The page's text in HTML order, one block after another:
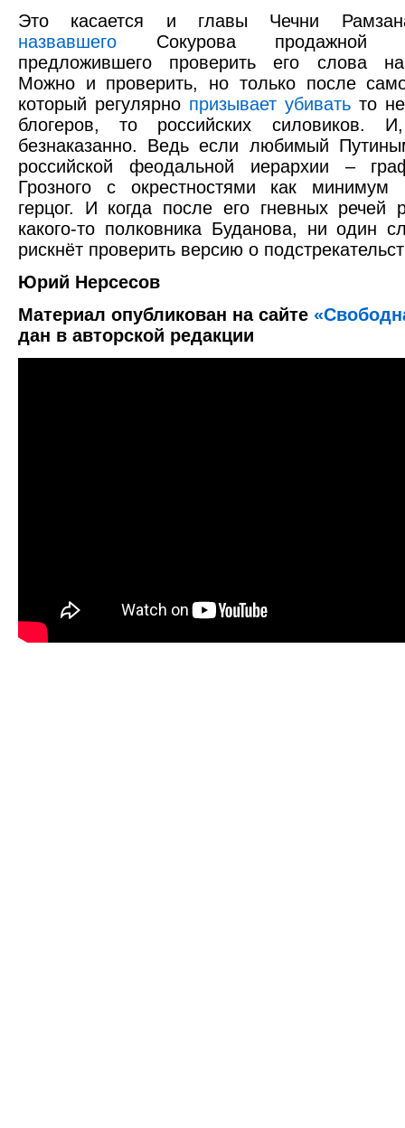
Это касается и главы Чечни
назвавшего Сокурова продажной
предложившего проверить его слова
Можно и проверить, но только после
который регулярно призывает убивать то
блогеров, то российских силовиков.
безнаказанно. Ведь если любимый
российской феодальной иерархии –
Грозного с окрестностями как минимум
герцог. И когда после его гневных речей
какого-то полковника Буданова, ни один
рискнёт проверить версию о
Юрий Нерсесов
Материал опубликован на сайте
дан в авторской редакции